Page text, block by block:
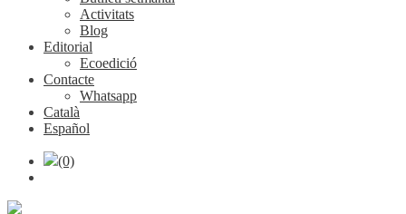
Activitats
Blog
Editorial
Ecoedició
Contacte
Whatsapp
Català
Español
(0)